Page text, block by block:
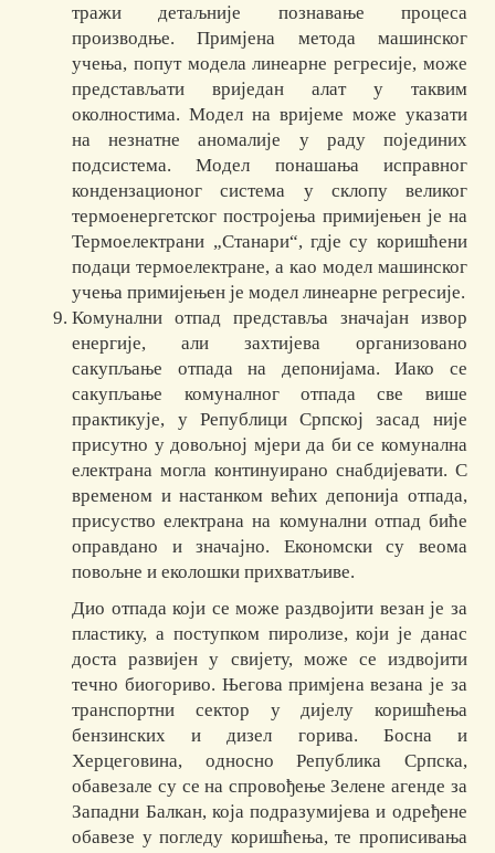
тражи детаљније познавање процеса
производње. Примјена метода машинског
учења, попут модела линеарне регресије, може
представљати вриједан алат у таквим
околностима. Модел на вријеме може указати
на незнатне аномалије у раду појединих
подсистема. Модел понашања исправног
кондензационог система у склопу великог
термоенергетског постројења примијењен је на
Термоелектрани „Станари“, гдје су коришћени
подаци термоелектране, а као модел машинског
учења примијењен је модел линеарне регресије.
Комунални отпад представља значајан извор
енергије, али захтијева организовано
сакупљање отпада на депонијама. Иако се
сакупљање комуналног отпада све више
практикује, у Републици Српској засад није
присутно у довољној мјери да би се комунална
електрана могла континуирано снабдијевати. С
временом и настанком већих депонија отпада,
присуство електрана на комунални отпад биће
оправдано и значајно. Економски су веома
повољне и еколошки прихватљиве.
Дио отпада који се може раздвојити везан је за
пластику, а поступком пиролизе, који је данас
доста развијен у свијету, може се издвојити
течно биогориво. Његова примјена везана је за
транспортни сектор у дијелу коришћења
бензинских и дизел горива. Босна и
Херцеговина, односно Република Српска,
обавезале су се на спровођење Зелене агенде за
Западни Балкан, која подразумијева и одређене
обавезе у погледу коришћења, те прописивања